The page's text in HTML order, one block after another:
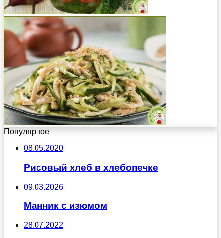
Популярное
08.05.2020
Рисовый хлеб в хлебопечке
09.03.2026
Манник с изюмом
28.07.2022